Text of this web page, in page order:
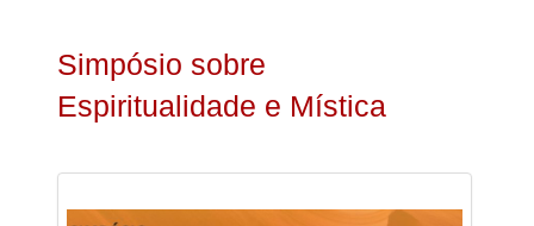
Simpósio sobre
Espiritualidade e Mística